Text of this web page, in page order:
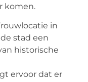
komen.
in
stad een
historische
ervoor dat er